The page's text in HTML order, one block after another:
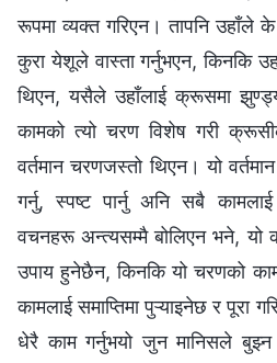
रूपमा व्यक्त गरिएन। तापनि उहाँले
कुरा येशूले वास्ता गर्नुभएन, किनकि
थिएन, यसैले उहाँलाई क्रूसमा
कामको त्यो चरण विशेष गरी
वर्तमान चरणजस्तो थिएन। यो
गर्नु, स्पष्ट पार्नु अनि सबै
वचनहरू अन्त्यसम्मै बोलिएन भने, यो
उपाय हुनेछैन, किनकि यो चरणको
कामलाई समाप्तिमा पुऱ्याइनेछ र पूरा
धेरै काम गर्नुभयो जुन मानिसले